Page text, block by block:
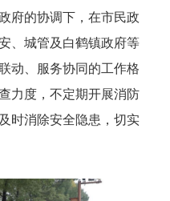
府的协调下，在市民政
、城管及白鹤镇政府等
动、服务协同的工作格
力度，不定期开展消防
时消除安全隐患，切实